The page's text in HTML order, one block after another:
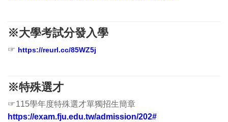
※大學考試分發入學
☞ https://reurl.cc/85WZ5j
※特殊選才
☞115學年度特殊選才單獨招生簡章
https://exam.fju.edu.tw/admission/202#